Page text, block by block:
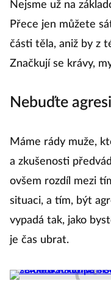
Nejsme už na
Přece jen můžete
části těla, aniž by z
Značkují se krávy,
Nebuďte
Máme rády muže,
a zkušenosti
ovšem rozdíl mezi
situaci, a tím, být
vypadá tak, jako
je čas ubrat.